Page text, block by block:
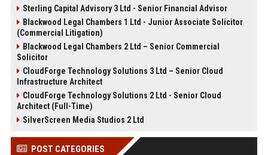
Sterling Capital Advisory 3 Ltd - Senior Financial Advisor
Blackwood Legal Chambers 1 Ltd - Junior Associate Solicitor
(Commercial Litigation)
Blackwood Legal Chambers 2 Ltd – Senior Commercial
Solicitor
CloudForge Technology Solutions 3 Ltd – Senior Cloud
Infrastructure Architect
CloudForge Technology Solutions 2 Ltd - Senior Cloud
Architect (Full-Time)
SilverScreen Media Studios 2 Ltd
POST CATEGORIES